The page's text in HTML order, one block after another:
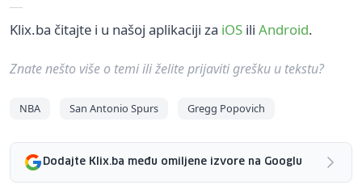
Klix.ba čitajte i u našoj aplikaciji za iOS ili Android.
Znate nešto više o temi ili želite prijaviti grešku u tekstu?
NBA San Antonio Spurs Gregg Popovich
Dodajte Klix.ba među omiljene izvore na Googlu